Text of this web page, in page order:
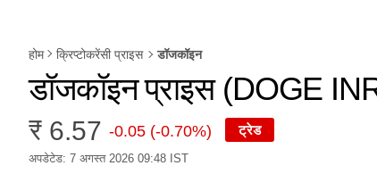
होम क्रिप्टोकरेंसी प्राइस डॉजकॉइन
डॉजकॉइन प्राइस (DOGE
₹ 6.57 -0.05 (-0.70%) ट्रेड
अपडेटेड: 7 अगस्त 2026 09:48 IST